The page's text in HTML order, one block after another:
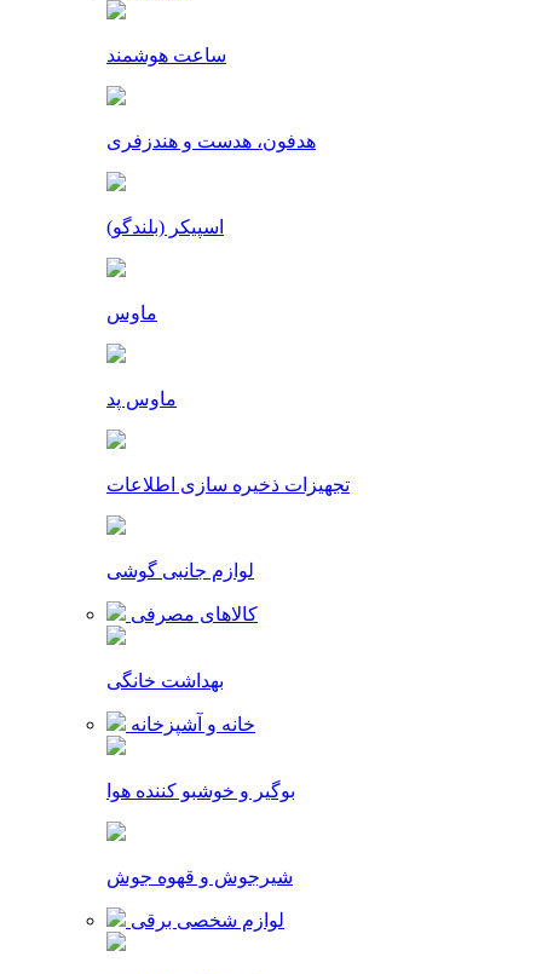
ساعت هوشمند
هدفون، هدست و هندزفری
اسپیکر (بلندگو)
ماوس
ماوس پد
تجهیزات ذخیره سازی اطلاعات
لوازم جانبی گوشی
کالاهای مصرفی
بهداشت خانگی
خانه و آشپزخانه
بوگیر و خوشبو کننده هوا
شیرجوش و قهوه جوش
لوازم شخصی برقی